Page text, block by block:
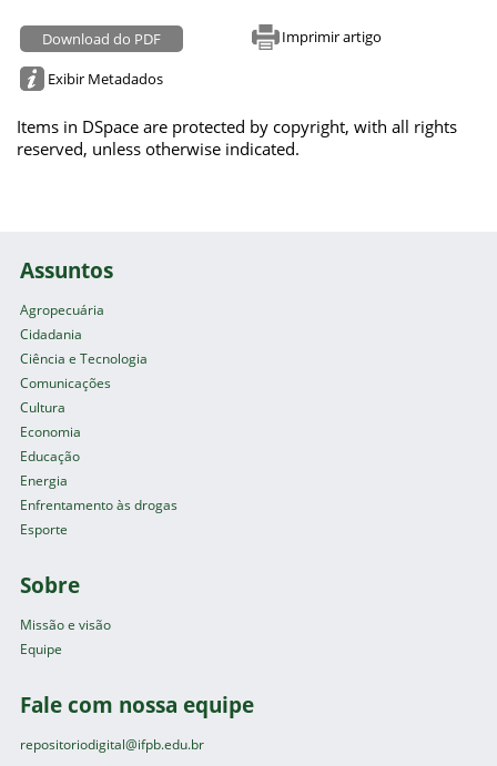
Download do PDF Imprimir artigo
Exibir Metadados
Items in DSpace are protected by copyright, with all rights
reserved, unless otherwise indicated.
Assuntos
Agropecuária
Cidadania
Ciência e Tecnologia
Comunicações
Cultura
Economia
Educação
Energia
Enfrentamento às drogas
Esporte
Sobre
Missão e visão
Equipe
Fale com nossa equipe
repositoriodigital@ifpb.edu.br